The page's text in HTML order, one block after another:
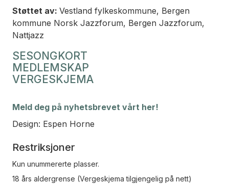
Støttet av: Vestland fylkeskommune, Bergen
kommune Norsk Jazzforum, Bergen Jazzforum,
Nattjazz
SESONGKORT
MEDLEMSKAP
VERGESKJEMA
Meld deg på nyhetsbrevet vårt her!
Design: Espen Horne
Restriksjoner
Kun unummererte plasser.
18 års aldergrense (Vergeskjema tilgjengelig på nett)